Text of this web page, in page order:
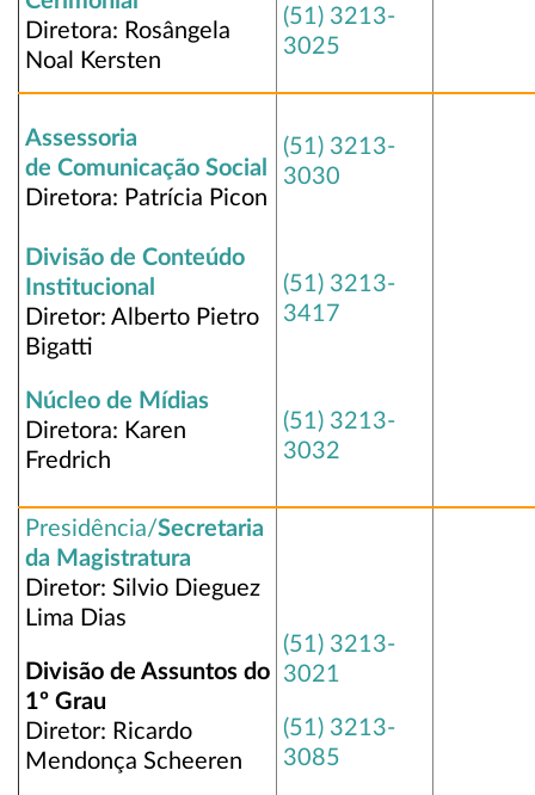
Diretora: Rosângela
Noal Kersten
(51) 3213-
3025
Assessoria
de Comunicação Social
Diretora: Patrícia Picon
Divisão de Conteúdo
Institucional
Diretor: Alberto Pietro
Bigatti
Núcleo de Mídias
Diretora: Karen
Fredrich
(51) 3213-
3030
(51) 3213-
3417
(51) 3213-
3032
Presidência/Secretaria
da Magistratura
Diretor: Silvio Dieguez
Lima Dias
Divisão de Assuntos do
1º Grau
Diretor: Ricardo
Mendonça Scheeren
(51) 3213-
3021
(51) 3213-
3085